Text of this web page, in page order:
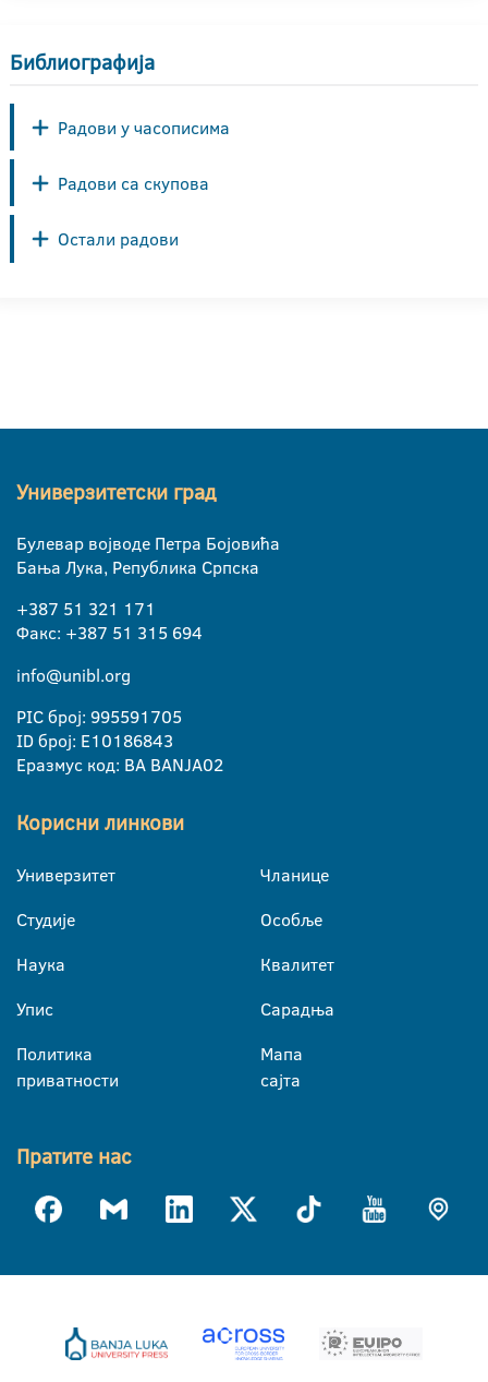
Библиографија
Радови у часописима
Радови са скупова
Остали радови
Универзитетски град
Булевар војводе Петра Бојовића
Бања Лука, Република Српска
+387 51 321 171
Факс: +387 51 315 694
info@unibl.org
PIC број: 995591705
ID број: E10186843
Еразмус код: BA BANJA02
Корисни линкови
Универзитет
Студије
Наука
Упис
Политика
приватности
Чланице
Особље
Квалитет
Сарадња
Мапа
сајта
Пратите нас